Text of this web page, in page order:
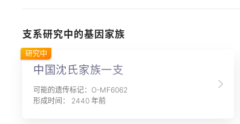
支系研究中的基因家族
中国沈氏家族一支
可能的遗传标记：O-MF6062
形成时间： 2440 年前
研究中